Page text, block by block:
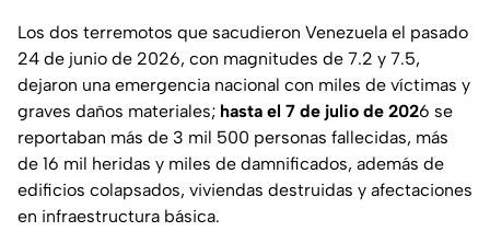
Los dos terremotos que sacudieron Venezuela el pasado
24 de junio de 2026, con magnitudes de 7.2 y 7.5,
dejaron una emergencia nacional con miles de víctimas y
graves daños materiales; hasta el 7 de julio de 2026 se
reportaban más de 3 mil 500 personas fallecidas, más
de 16 mil heridas y miles de damnificados, además de
edificios colapsados, viviendas destruidas y afectaciones
en infraestructura básica.